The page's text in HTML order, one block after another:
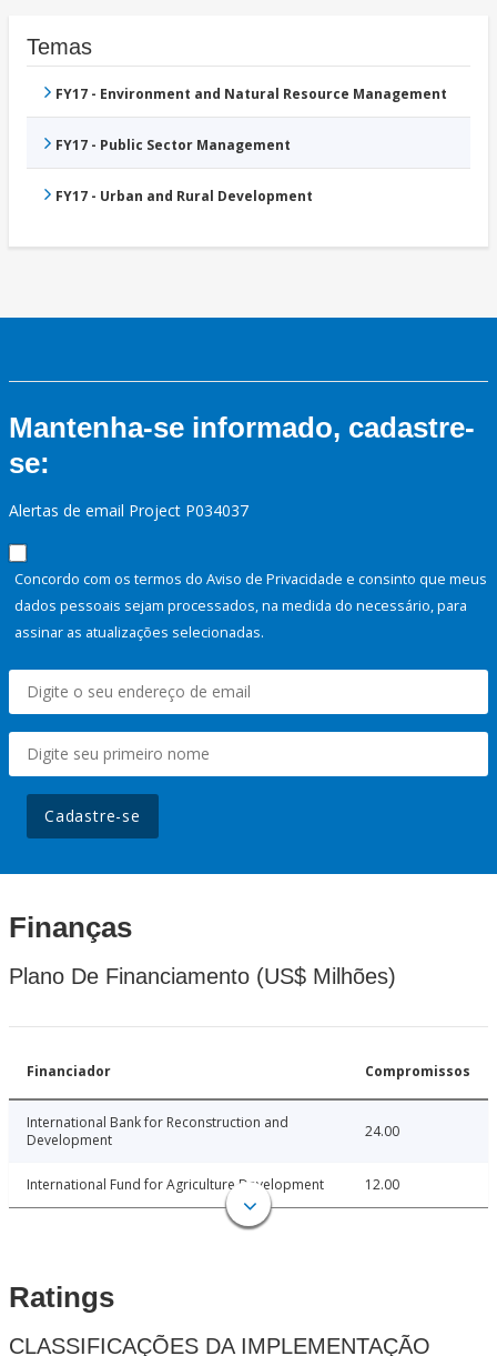
Temas
FY17 - Environment and Natural Resource Management
FY17 - Public Sector Management
FY17 - Urban and Rural Development
Mantenha-se informado, cadastre-
se:
Alertas de email Project P034037
Concordo com os termos do Aviso de Privacidade e consinto que meus
dados pessoais sejam processados, na medida do necessário, para
assinar as atualizações selecionadas.
Cadastre-se
Finanças
Plano De Financiamento (US$ Milhões)
Financiador Compromissos
International Bank for Reconstruction and
Development
24.00
International Fund for Agriculture Development 12.00
Ratings
CLASSIFICAÇÕES DA IMPLEMENTAÇÃO